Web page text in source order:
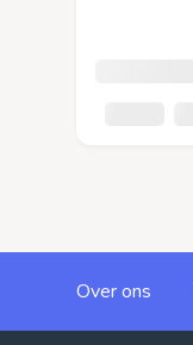
Over ons